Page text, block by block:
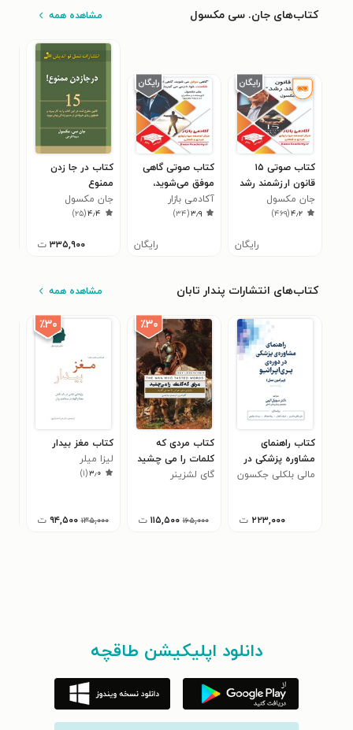
کتاب‌های جان. سی مکسول مشاهده همه
کتاب صوتی ۱۵
قانون ارزشمند رشد
(خلاصه کتاب)
جان مکسول
۴٫۲(۴۶۹)
رایگان
کتاب صوتی گاهی
موفق می‌شوید،
گاهی از شکست
خود درس می‌گیرید
آکادمی بازار
۳٫۹(۳۴)
رایگان
کتاب در جا زدن
ممنوع
جان مکسول
۴٫۴(۲۵)
۳۳۵,۹۰۰ ت
کتاب‌های انتشارات پندار تابان مشاهده همه
کتاب راهنمای
مشاوره پزشکی در
دوره پری اپراتیو
مالی بلکلی جکسون
۲۲۳,۰۰۰ ت
٪۳۰
کتاب مردی که
کلمات را می چشید
گای لشزینر
۱۶۵,۰۰۰ ۱۱۵,۵۰۰ ت
٪۳۰
کتاب مغز بیدار
لیزا میلر
۳٫۰(۱)
۱۳۵,۰۰۰ ۹۴,۵۰۰ ت
دانلود اپلیکیشن طاقچه